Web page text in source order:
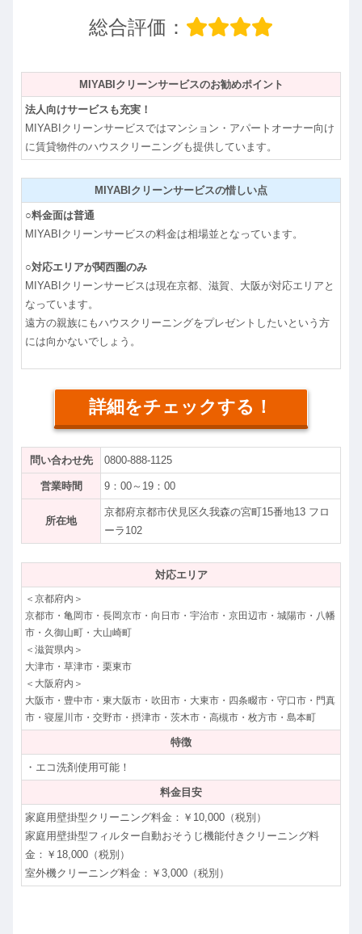
総合評価：
MIYABIクリーンサービスのお勧めポイント
法人向けサービスも充実！
MIYABIクリーンサービスではマンション・アパートオーナー向け
に賃貸物件のハウスクリーニングも提供しています。
MIYABIクリーンサービスの惜しい点
○料金面は普通
MIYABIクリーンサービスの料金は相場並となっています。
○対応エリアが関西圏のみ
MIYABIクリーンサービスは現在京都、滋賀、大阪が対応エリアと
なっています。
遠方の親族にもハウスクリーニングをプレゼントしたいという方
には向かないでしょう。
詳細をチェックする！
問い合わせ先 0800-888-1125
営業時間 9：00～19：00
所在地
京都府京都市伏見区久我森の宮町15番地13 フロ
ーラ102
対応エリア
＜京都府内＞
京都市・亀岡市・長岡京市・向日市・宇治市・京田辺市・城陽市・八幡
市・久御山町・大山崎町
＜滋賀県内＞
大津市・草津市・栗東市
＜大阪府内＞
大阪市・豊中市・東大阪市・吹田市・大東市・四条畷市・守口市・門真
市・寝屋川市・交野市・摂津市・茨木市・高槻市・枚方市・島本町
特徴
・エコ洗剤使用可能！
料金目安
家庭用壁掛型クリーニング料金：￥10,000（税別）
家庭用壁掛型フィルター自動おそうじ機能付きクリーニング料
金：￥18,000（税別）
室外機クリーニング料金：￥3,000（税別）